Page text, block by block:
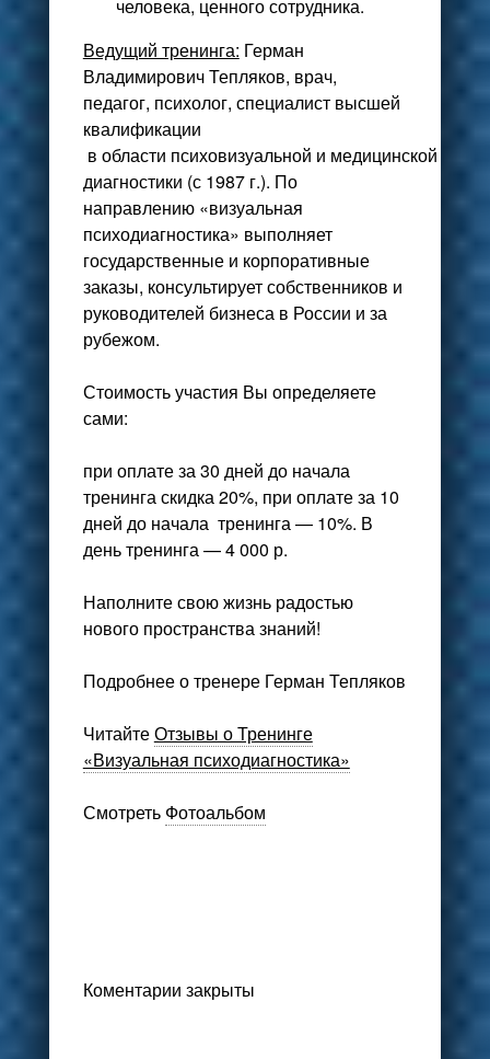
человека, ценного сотрудника.
Ведущий тренинга: Герман
Владимирович Тепляков, врач,
педагог, психолог, специалист высшей
квалификации
в области психовизуальной и медицинской
диагностики (с 1987 г.). По
направлению «визуальная
психодиагностика» выполняет
государственные и корпоративные
заказы, консультирует собственников и
руководителей бизнеса в России и за
рубежом.
Стоимость участия Вы определяете
сами:
при оплате за 30 дней до начала
тренинга скидка 20%, при оплате за 10
дней до начала тренинга — 10%. В
день тренинга — 4 000 р.
Наполните свою жизнь радостью
нового пространства знаний!
Подробнее о тренере Герман Тепляков
ЧитайтеОтзывы о Тренинге
«Визуальная психодиагностика»
Смотреть Фотоальбом
Коментарии закрыты